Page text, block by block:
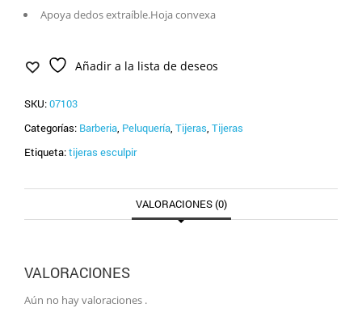
Apoya dedos extraíble.Hoja convexa
Añadir a la lista de deseos
SKU:07103
Categorías: Barberia, Peluquería, Tijeras, Tijeras
Etiqueta:tijeras esculpir
VALORACIONES (0)
VALORACIONES
Aún no hay valoraciones .